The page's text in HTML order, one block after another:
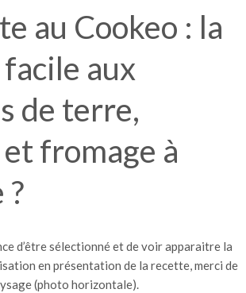
au Cookeo : la
aux
de terre,
fromage à
d’être sélectionné et de voir apparaitre la
en présentation de la recette, merci de
(photo horizontale).